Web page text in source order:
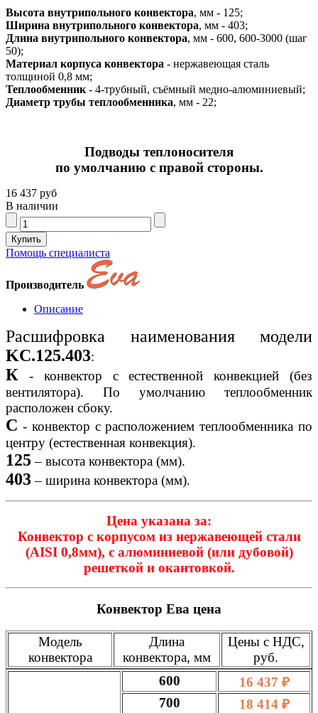
Высота внутрипольного конвектора, мм - 125;
Ширина внутрипольного конвектора, мм - 403;
Длина внутрипольного конвектора, мм - 600, 600-3000 (шаг
50);
Материал корпуса конвектора - нержавеющая сталь
толщиной 0,8 мм;
Теплообменник - 4-трубный, съёмный медно-алюминиевый;
Диаметр трубы теплообменника, мм - 22;
Подводы теплоносителя
по умолчанию с правой стороны.
16 437 руб
В наличии
Помощь специалиста
Производитель
Описание
Расшифровка наименования модели
KC.125.403:
К
- конвектор с естественной конвекцией (без
вентилятора). По умолчанию теплообменник
расположен сбоку.
C - конвектор с расположением теплообменника по
центру (естественная конвекция).
125– высота конвектора (мм).
403– ширина конвектора (мм).
Цена указана за:
Конвектор с корпусом из нержавеющей стали
(AISI 0,8мм), с алюминиевой (или дубовой)
решеткой и окантовкой.
Конвектор Ева цена
Модель
конвектора
Длина
конвектора, мм
Цены с НДС,
руб.
600
16 437 ₽
700
18 414 ₽